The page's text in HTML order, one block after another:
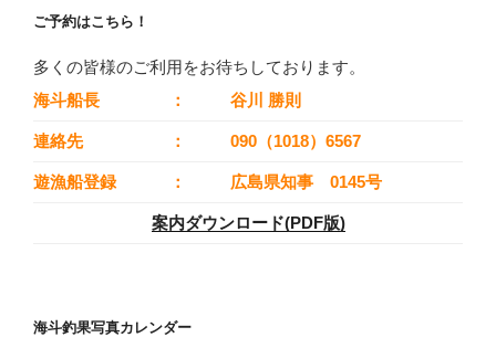
ご予約はこちら！
多くの皆様のご利用をお待ちしております。
海斗船長
： 谷川 勝則
連絡先 ： 090（1018）6567
遊漁船登録 ： 広島県知事 0145号
案内ダウンロード(PDF版)
海斗釣果写真カレンダー